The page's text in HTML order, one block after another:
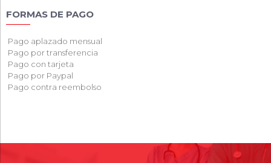
FORMAS DE PAGO
Pago aplazado mensual
Pago por transferencia
Pago con tarjeta
Pago por Paypal
Pago contra reembolso